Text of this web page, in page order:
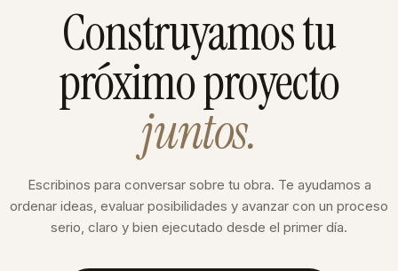
Construyamos tu
próximo proyecto
juntos.
Escribinos para conversar sobre tu obra. Te ayudamos a
ordenar ideas, evaluar posibilidades y avanzar con un proceso
serio, claro y bien ejecutado desde el primer día.